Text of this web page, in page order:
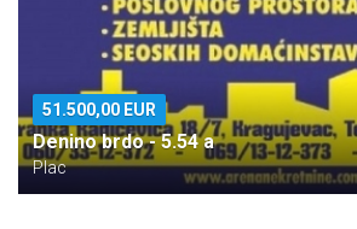
51.500,00 EUR
Denino brdo - 5.54 a
Plac